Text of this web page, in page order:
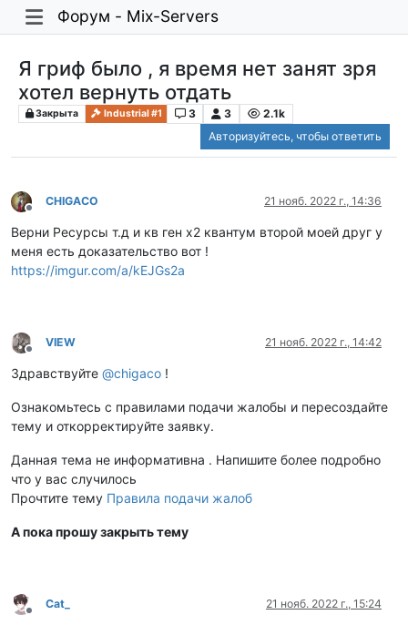
Форум - Mix-Servers
Я гриф было , я время нет занят зря
хотел вернуть отдать
Закрыта Industrial #1 3 3
2.1k
Авторизуйтесь, чтобы ответить
Не в сети
CHIGACO 21 нояб. 2022 г., 14:36
Верни Ресурсы т.д и кв ген х2 квантум второй моей друг у
меня есть доказательство вот !
https://imgur.com/a/kEJGs2a
Не в сети
VIEW 21 нояб. 2022 г., 14:42
Здравствуйте @chigaco !
Ознакомьтесь с правилами подачи жалобы и пересоздайте
тему и откорректируйте заявку.
Данная тема не информативна . Напишите более подробно
что у вас случилось
Прочтите тему Правила подачи жалоб
А пока прошу закрыть тему
Не в сети
Cat_ 21 нояб. 2022 г., 15:24